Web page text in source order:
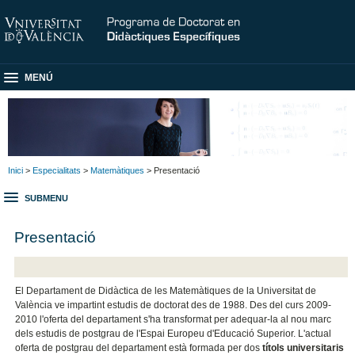
MENÚ
Inici > Especialitats > Matemàtiques > Presentació
SUBMENU
Presentació
El Departament de Didàctica de les Matemàtiques de la Universitat de
València ve impartint estudis de doctorat des de 1988. Des del curs 2009-
2010 l'oferta del departament s'ha transformat per adequar-la al nou marc
dels estudis de postgrau de l'Espai Europeu d'Educació Superior. L'actual
oferta de postgrau del departament està formada per dostítols universitaris